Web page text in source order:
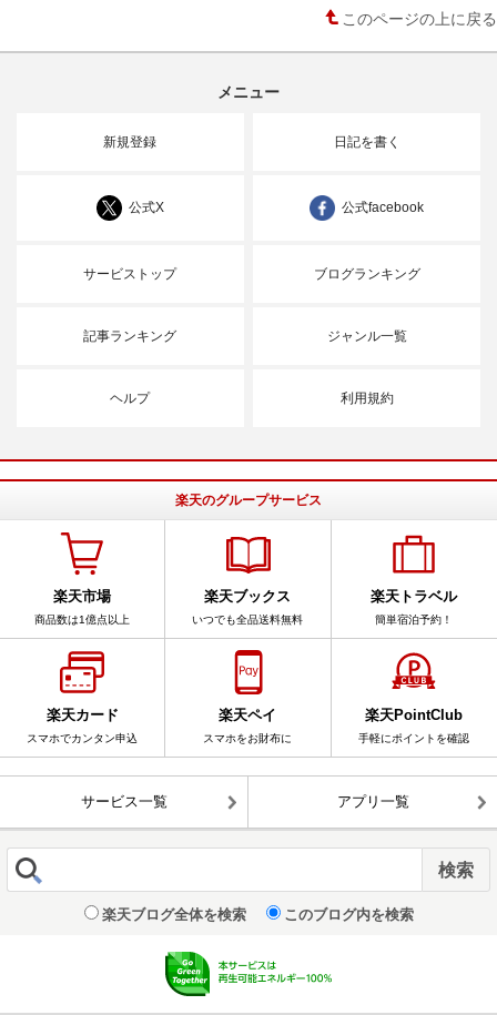
このページの上に戻る
メニュー
新規登録 日記を書く
公式X 公式facebook
サービストップ ブログランキング
記事ランキング ジャンル一覧
ヘルプ 利用規約
楽天のグループサービス
楽天市場
商品数は1億点以上
楽天ブックス
いつでも全品送料無料
楽天トラベル
簡単宿泊予約！
楽天カード
スマホでカンタン申込
楽天ペイ
スマホをお財布に
楽天PointClub
手軽にポイントを確認
サービス一覧 アプリ一覧
楽天ブログ全体を検索 このブログ内を検索